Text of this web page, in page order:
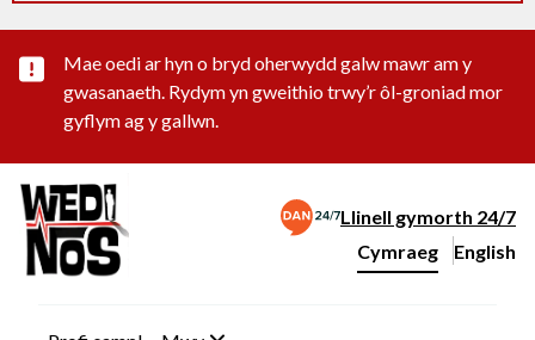
Rhybudd sylwedd pwysig
Mae oedi ar hyn o bryd oherwydd galw mawr am y
gwasanaeth. Rydym yn gweithio trwy’r ôl-groniad mor
gyflym ag y gallwn.
Llinell gymorth 24/7
Newid iaith y wefan
Cymraeg English
–